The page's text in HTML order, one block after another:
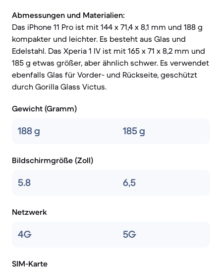
Abmessungen und Materialien:
Das iPhone 11 Pro ist mit 144 x 71,4 x 8,1 mm und 188 g
kompakter und leichter. Es besteht aus Glas und
Edelstahl. Das Xperia 1 IV ist mit 165 x 71 x 8,2 mm und
185 g etwas größer, aber ähnlich schwer. Es verwendet
ebenfalls Glas für Vorder- und Rückseite, geschützt
durch Gorilla Glass Victus.
Gewicht (Gramm)
188 g 185 g
Bildschirmgröße (Zoll)
5.8 6,5
Netzwerk
4G 5G
SIM-Karte